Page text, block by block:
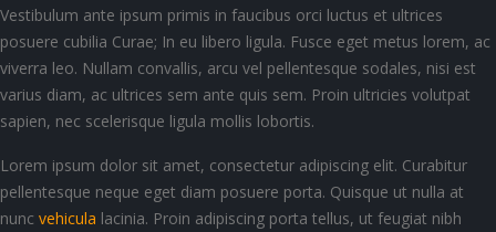
Vestibulum ante ipsum primis in faucibus orci luctus et ultrices
posuere cubilia Curae; In eu libero ligula. Fusce eget metus lorem, ac
viverra leo. Nullam convallis, arcu vel pellentesque sodales, nisi est
varius diam, ac ultrices sem ante quis sem. Proin ultricies volutpat
sapien, nec scelerisque ligula mollis lobortis.
Lorem ipsum dolor sit amet, consectetur adipiscing elit. Curabitur
pellentesque neque eget diam posuere porta. Quisque ut nulla at
nunc vehicula lacinia. Proin adipiscing porta tellus, ut feugiat nibh